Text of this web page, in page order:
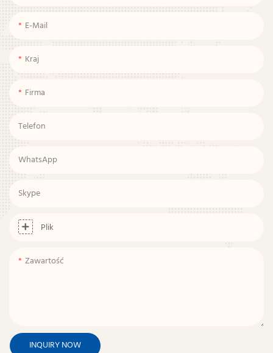
E-Mail
Kraj
Firma
Telefon
WhatsApp
Skype
Plik
Zawartość
INQUIRY NOW